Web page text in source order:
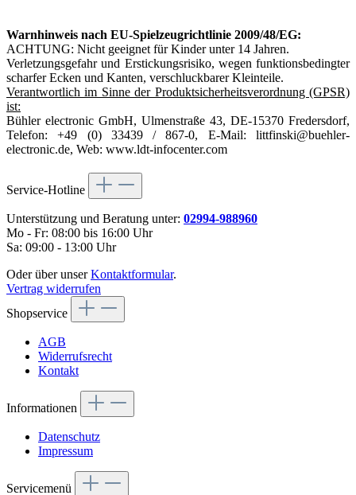
Warnhinweis nach EU-Spielzeugrichtlinie 2009/48/EG:
ACHTUNG: Nicht geeignet für Kinder unter 14 Jahren.
Verletzungsgefahr und Erstickungsrisiko, wegen funktionsbedingter
scharfer Ecken und Kanten, verschluckbarer Kleinteile.
Verantwortlich im Sinne der Produktsicherheitsverordnung (GPSR)
ist:
Bühler electronic GmbH, Ulmenstraße 43, DE-15370 Fredersdorf,
Telefon: +49 (0) 33439 / 867-0, E-Mail: littfinski@buehler-
electronic.de, Web: www.ldt-infocenter.com
Service-Hotline
Unterstützung und Beratung unter: 02994-988960
Mo - Fr: 08:00 bis 16:00 Uhr
Sa: 09:00 - 13:00 Uhr
Oder über unserKontaktformular.
Vertrag widerrufen
Shopservice
AGB
Widerrufsrecht
Kontakt
Informationen
Datenschutz
Impressum
Servicemenü